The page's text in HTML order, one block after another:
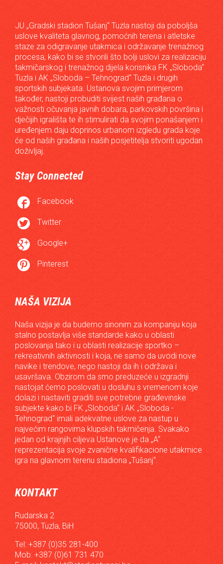
JU „Gradski stadion Tušanj“ Tuzla nastoji da poboljša
uslove kvaliteta glavnog, pomoćnih terena i atletske
staze za odigravanje utakmica i održavanje trenažnog
procesa, kako bi se stvorili što bolji uslovi za realizaciju
takmičarskog i trenažnog dijela korisnika FK „Sloboda“
Tuzla i AK „Sloboda – Tehnograd“ Tuzla i drugih
sportskih subjekata. Ustanova svojim primjerom
također, nastoji probuditi svijest naših građana o
važnosti očuvanja javnih dobara, parkovskih površina i
dječijih igrališta te ih stimulirati da svojim ponašanjem i
uređenjem daju doprinos urbanom izgledu grada koje
će od naših građana i naših posjetitelja stvoriti ugodan
doživljaj.
Stay Connected
 Facebook
 Twitter
 Google+
 Pinterest
NAŠA VIZIJA
Naša vizija je da budemo sinonim za kompaniju koja
stalno postavlja više standarde kako u oblasti
poslovanja tako i u oblasti realizacije sportko –
rekreativnih aktivnosti i koja, ne samo da uvodi nove
navike i trendove, nego nastoji da ih i održava i
usavršava. Obzirom da smo preduzeće u izgradnji
nastojat ćemo poslovati u dosluhu s vremenom koje
dolazi i nastaviti graditi sve potrebne građevinske
subjekte kako bi FK „Sloboda“ i AK „Sloboda -
Tehnograd“ imali adekvatne uslove za nastup u
najvećim rangovima klupskih takmičenja. Svakako
jedan od krajnjih ciljeva Ustanove je da „A“
reprezentacija svoje zvanične kvalifikacione utakmice
igra na glavnom terenu stadiona „Tušanj“.
KONTAKT
Rudarska 2
75000, Tuzla, BiH
Tel: +387 (0)35 281-400
Mob: +387 (0)61 731 470